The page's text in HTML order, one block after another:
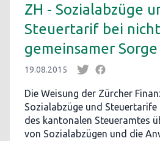
ZH - Sozialabzüge
Steuertarif bei nicht
gemeinsamer
19.08.2015
Die Weisung der Zürcher
Sozialabzüge und
des kantonalen Steueramtes
von Sozialabzügen und die